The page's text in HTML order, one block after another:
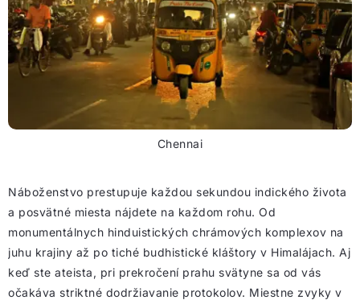
Chennai
Náboženstvo prestupuje každou sekundou indického života
a posvätné miesta nájdete na každom rohu. Od
monumentálnych hinduistických chrámových komplexov na
juhu krajiny až po tiché budhistické kláštory v Himalájach. Aj
keď ste ateista, pri prekročení prahu svätyne sa od vás
očakáva striktné dodržiavanie protokolov. Miestne zvyky v